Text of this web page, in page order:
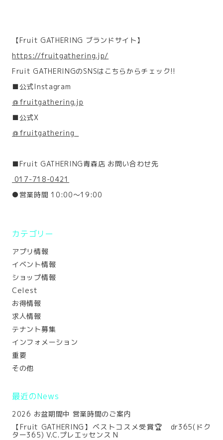
【Fruit GATHERING ブランドサイト】
https://fruitgathering.jp/
Fruit GATHERINGのSNSはこちらからチェック!!
■公式Instagram
＠fruitgathering.jp
■公式X
＠fruitgathering_
■Fruit GATHERING青森店 お問い合わせ先
017-718-0421
●営業時間 10:00～19:00
カテゴリー
アプリ情報
イベント情報
ショップ情報
Celest
お得情報
求人情報
テナント募集
インフォメーション
重要
その他
最近のNews
2026 お盆期間中 営業時間のご案内
【Fruit GATHERING】ベストコスメ受賞🏆 dr365(ドク
ター365) V.C.プレエッセンス N